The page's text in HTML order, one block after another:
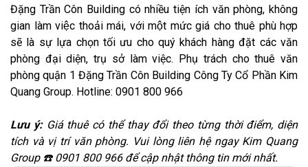
Đặng Trần Côn Building có nhiều tiện ích văn phòng, không
gian làm việc thoải mái, với một mức giá cho thuê phù hợp
sẽ là sự lựa chọn tối ưu cho quý khách hàng đặt các văn
phòng đại diện, trụ sở làm việc. Phụ trách cho thuê văn
phòng quận 1 Đặng Trần Côn Building Công Ty Cổ Phần Kim
Quang Group. Hotline: 0901 800 966
Lưu ý:Giá thuê có thể thay đổi theo từng thời điểm, diện
tích và vị trí văn phòng. Vui lòng liên hệ ngay Kim Quang
Group ☎️ 0901 800 966 để cập nhật thông tin mới nhất.